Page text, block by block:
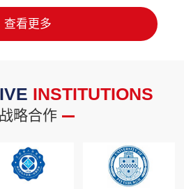
查看更多
INSTITUTIONS
战略合作